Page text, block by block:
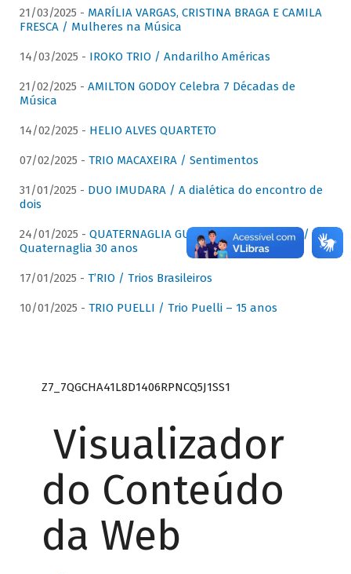
21/03/2025 - MARÍLIA VARGAS, CRISTINA BRAGA E CAMILA
FRESCA / Mulheres na Música
14/03/2025 - IROKO TRIO / Andarilho Américas
21/02/2025 - AMILTON GODOY Celebra 7 Décadas de
Música
14/02/2025 - HELIO ALVES QUARTETO
07/02/2025 - TRIO MACAXEIRA / Sentimentos
31/01/2025 - DUO IMUDARA / A dialética do encontro de
dois
24/01/2025 - QUATERNAGLIA GUITAR QUARTET (QGQ) /
Quaternaglia 30 anos
17/01/2025 - T’RIO / Trios Brasileiros
10/01/2025 - TRIO PUELLI / Trio Puelli – 15 anos
Z7_7QGCHA41L8D1406RPNCQ5J1SS1
Visualizador
do Conteúdo
da Web